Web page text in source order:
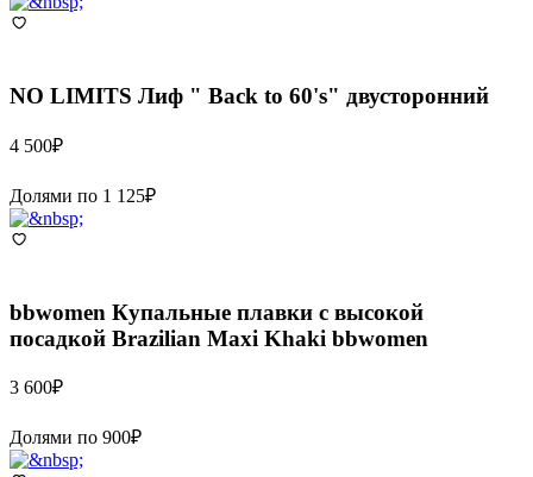
NO LIMITS Лиф " Back to 60's" двусторонний
4 500₽
Долями по 1 125₽
bbwomen Купальные плавки с высокой
посадкой Brazilian Maxi Khaki bbwomen
3 600₽
Долями по 900₽